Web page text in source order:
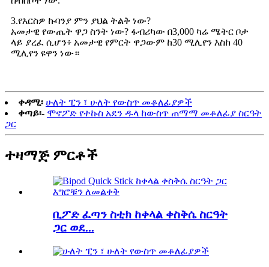
3.የእርስዎ ኩባንያ ምን ያህል ትልቅ ነው?
አመታዊ የውጤት ዋጋ ስንት ነው? ፋብሪካው በ3,000 ካሬ ሜትር ቦታ
ላይ ያረፈ ሲሆን፥ አመታዊ የምርት ዋጋውም ከ30 ሚሊየን እስከ 40
ሚሊየን ዩዋን ነው።
ቀዳሚ፡ ሁለት ፒን ፣ ሁለት የውስጥ መቆለፊያዎች
ቀጣይ፡- ሞኖፖድ የተኩስ አደን ዱላ ከውስጥ ጠማማ መቆለፊያ ስርዓት
ጋር
ተዛማጅ ምርቶች
ቢፖድ ፈጣን ስቲክ ከቀላል ቀስቅሴ ስርዓት
ጋር ወደ...